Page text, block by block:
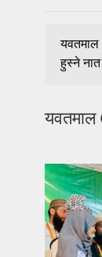
यवतमाल
हुस्ने
यवतमाल